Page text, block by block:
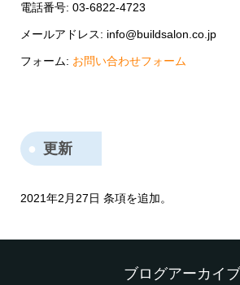
電話番号: 03-6822-4723
メールアドレス: info@buildsalon.co.jp
フォーム: お問い合わせフォーム
更新
2021年2月27日 条項を追加。
ブログアーカイブ